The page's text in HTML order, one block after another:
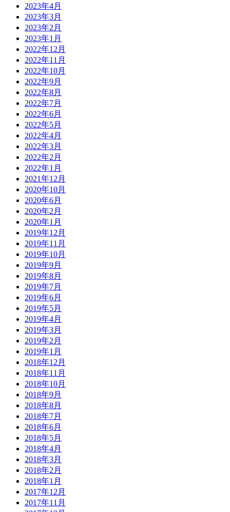
2023年4月
2023年3月
2023年2月
2023年1月
2022年12月
2022年11月
2022年10月
2022年9月
2022年8月
2022年7月
2022年6月
2022年5月
2022年4月
2022年3月
2022年2月
2022年1月
2021年12月
2020年10月
2020年6月
2020年2月
2020年1月
2019年12月
2019年11月
2019年10月
2019年9月
2019年8月
2019年7月
2019年6月
2019年5月
2019年4月
2019年3月
2019年2月
2019年1月
2018年12月
2018年11月
2018年10月
2018年9月
2018年8月
2018年7月
2018年6月
2018年5月
2018年4月
2018年3月
2018年2月
2018年1月
2017年12月
2017年11月